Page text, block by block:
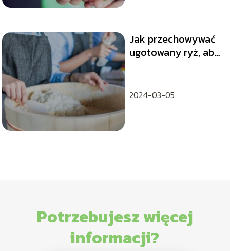
Jak przechowywać
ugotowany ryż, aby
2024-03-05
Potrzebujesz więcej
informacji?